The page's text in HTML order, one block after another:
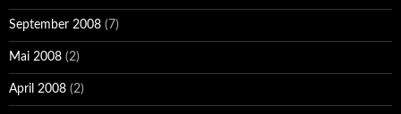
September 2008 (7)
Mai 2008 (2)
April 2008 (2)